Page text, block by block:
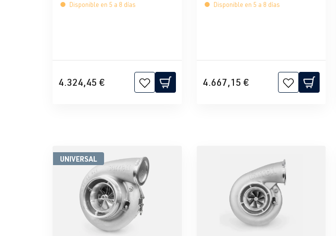
Disponible en 5 a 8 días
4.324,45 €
Disponible en 5 a 8 días
4.667,15 €
UNIVERSAL